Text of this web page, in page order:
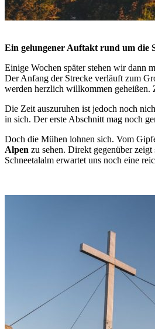
Ein gelungener Auftakt rund um die
Einige Wochen später stehen wir dann
Der Anfang der Strecke verläuft zum
werden herzlich willkommen geheißen.
Die Zeit auszuruhen ist jedoch noch
in sich. Der erste Abschnitt mag noch
Doch die Mühen lohnen sich. Vom
Alpen zu sehen. Direkt gegenüber
Schneetalalm erwartet uns noch eine